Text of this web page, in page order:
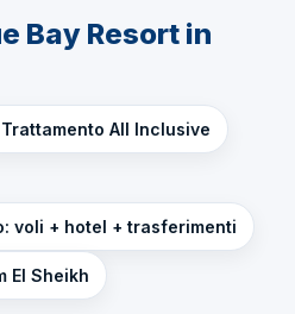
Bay Resort in
All Inclusive
voli + hotel + trasferimenti
El Sheikh